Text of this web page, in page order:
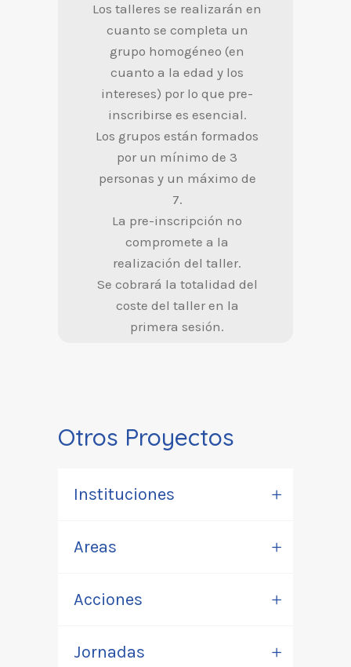
Los talleres se realizarán en
cuanto se completa un
grupo homogéneo (en
cuanto a la edad y los
intereses) por lo que pre-
inscribirse es esencial.
Los grupos están formados
por un mínimo de 3
personas y un máximo de
7.
La pre-inscripción no
compromete a la
realización del taller.
Se cobrará la totalidad del
coste del taller en la
primera sesión.
Otros Proyectos
Instituciones
Areas
Acciones
Jornadas